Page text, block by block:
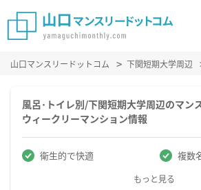
山口マンスリードットコム 下関短期大学周辺
風呂･トイレ別/下関短期大学周辺のマン
ウィークリーマンション情報
衛生的で快適 複数
もっと見る